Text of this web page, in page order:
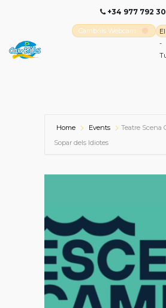
+34 977 792
Cambrils Webcam
-
Home Events
Teatre Scena
Sopar dels Idiotes